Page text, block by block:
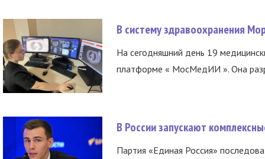
В систему здравоохранения
На сегодняшний день 19
платформе « МосМедИИ ». Она
В России запускают
Партия «Единая Россия»